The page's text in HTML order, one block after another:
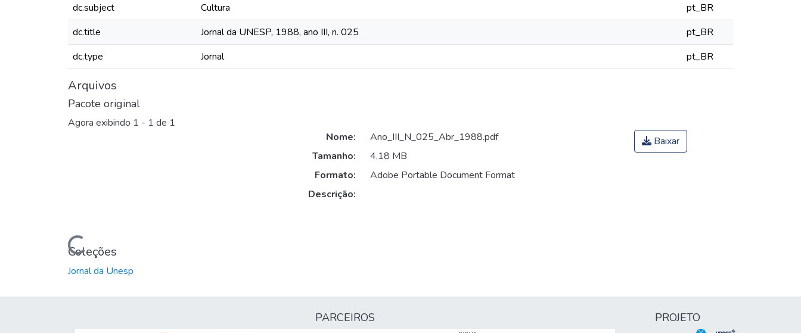
dc.subject
Cultura
pt_BR
dc.title
Jornal da UNESP, 1988, ano III, n. 025
pt_BR
dc.type
Jornal pt_BR
Arquivos
Pacote original
Agora exibindo 1 - 1 de 1
Carregando...
Nome:
Ano_III_N_025_Abr_1988.pdf
Tamanho:
4,18 MB
Formato:
Adobe Portable Document Format
Descrição:
Baixar
Coleções
Jornal da Unesp
PARCEIROS PROJETO